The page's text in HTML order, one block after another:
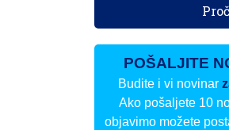
POŠALJITE
Budite i vi novinar
Ako pošaljete 10
objavimo možete